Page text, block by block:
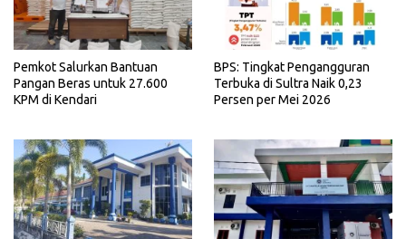
Pemkot Salurkan Bantuan
Pangan Beras untuk 27.600
KPM di Kendari
BPS: Tingkat Pengangguran
Terbuka di Sultra Naik 0,23
Persen per Mei 2026